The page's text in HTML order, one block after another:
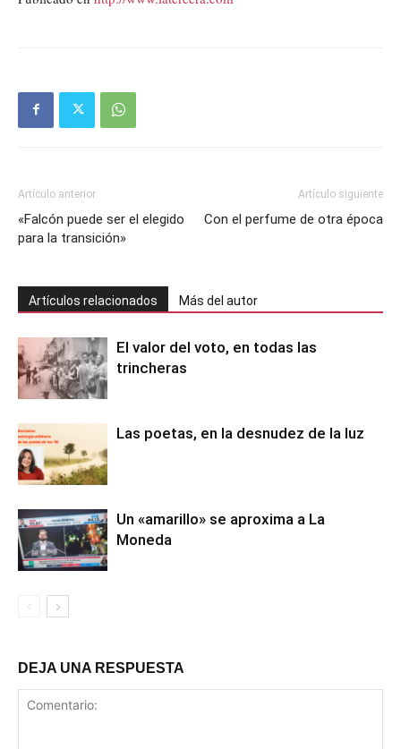
Artículo anterior
«Falcón puede ser el elegido
para la transición»
Artículo siguiente
Con el perfume de otra época
Artículos relacionados Más del autor
El valor del voto, en todas las
trincheras
Las poetas, en la desnudez de la luz
Un «amarillo» se aproxima a La
Moneda
DEJA UNA RESPUESTA